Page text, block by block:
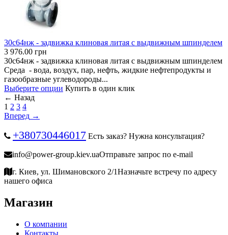
30с64нж - задвижка клиновая литая с выдвижным шпинделем
3 976.00 грн
30с64нж - задвижка клиновая литая с выдвижным шпинделем
Среда - вода, воздух, пар, нефть, жидкие нефтепродукты и
газообразные углеводороды...
Выберите опции Купить в один клик
← Назад
1 2 3 4
Вперед →
+380730446017 Есть заказ? Нужна консультация?
info@power-group.kiev.uaОтправьте запрос по e-mail
г. Киев, ул. Шимановского 2/1Назначьте встречу по адресу
нашего офиса
Магазин
О компании
Контакты